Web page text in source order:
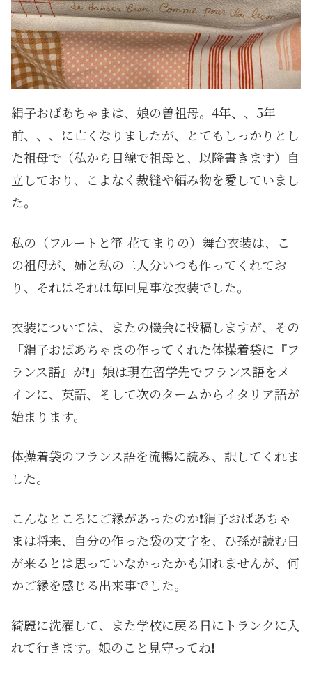
絹子おばあちゃまは、娘の曽祖母。4年、、5年
前、、、に亡くなりましたが、とてもしっかりとし
た祖母で（私から目線で祖母と、以降書きます）自
立しており、こよなく裁縫や編み物を愛していまし
た。
私の（フルートと箏 花てまりの）舞台衣装は、こ
の祖母が、姉と私の二人分いつも作ってくれてお
り、それはそれは毎回見事な衣装でした。
衣装については、またの機会に投稿しますが、その
「絹子おばあちゃまの作ってくれた体操着袋に『フ
ランス語』が❗️」娘は現在留学先でフランス語をメ
インに、英語、そして次のタームからイタリア語が
始まります。
体操着袋のフランス語を流暢に読み、訳してくれま
した。
こんなところにご縁があったのか❗️絹子おばあちゃ
まは将来、自分の作った袋の文字を、ひ孫が読む日
が来るとは思っていなかったかも知れませんが、何
かご縁を感じる出来事でした。
綺麗に洗濯して、また学校に戻る日にトランクに入
れて行きます。娘のこと見守ってね❗️